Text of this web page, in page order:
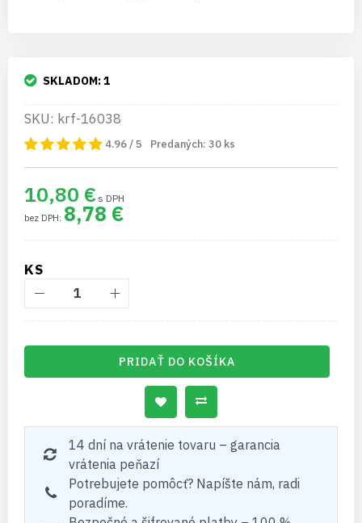
SKLADOM:1
SKU: krf-16038
4.96 / 5 Predaných: 30 ks
10,80 €
8,78 €
KS
PRIDAŤ DO KOŠÍKA
14 dní na vrátenie tovaru – garancia
vrátenia peňazí
Potrebujete pomôcť? Napíšte nám, radi
poradíme.